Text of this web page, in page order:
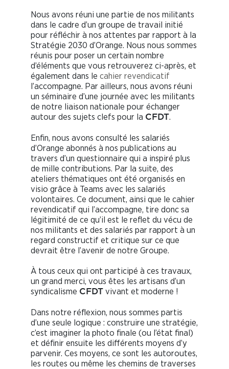
Nous avons réuni une partie de nos militants
dans le cadre d’un groupe de travail initié
pour réfléchir à nos attentes par rapport à la
Stratégie 2030 d’Orange. Nous nous sommes
réunis pour poser un certain nombre
d’éléments que vous retrouverez ci-après, et
également dans le cahier revendicatif
l’accompagne. Par ailleurs, nous avons réuni
un séminaire d’une journée avec les militants
de notre liaison nationale pour échanger
autour des sujets clefs pour la CFDT .
Enfin, nous avons consulté les salariés
d’Orange abonnés à nos publications au
travers d’un questionnaire qui a inspiré plus
de mille contributions. Par la suite, des
ateliers thématiques ont été organisés en
visio grâce à Teams avec les salariés
volontaires. Ce document, ainsi que le cahier
revendicatif qui l’accompagne, tire donc sa
légitimité de ce qu’il est le reflet du vécu de
nos militants et des salariés par rapport à un
regard constructif et critique sur ce que
devrait être l’avenir de notre Groupe.
À tous ceux qui ont participé à ces travaux,
un grand merci, vous êtes les artisans d’un
syndicalisme CFDT vivant et moderne !
Dans notre réflexion, nous sommes partis
d’une seule logique : construire une stratégie,
c’est imaginer la photo finale (ou l’état final)
et définir ensuite les différents moyens d’y
parvenir. Ces moyens, ce sont les autoroutes,
les routes ou même les chemins de traverses